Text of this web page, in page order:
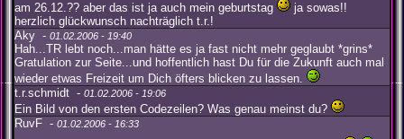
am 26.12.?? aber das ist ja auch mein geburtstag
ja sowas!!
herzlich glückwunsch nachträglich t.r.!
Aky - 01.02.2006 - 19:40
Hah...TR lebt noch...man hätte es ja fast nicht mehr geglaubt *grins*
Gratulation zur Seite...und hoffentlich hast Du für die Zukunft auch mal
wieder etwas Freizeit um Dich öfters blicken zu lassen.
t.r.schmidt - 01.02.2006 - 19:06
Ein Bild von den ersten Codezeilen? Was genau meinst du?
RuvF - 01.02.2006 - 16:33